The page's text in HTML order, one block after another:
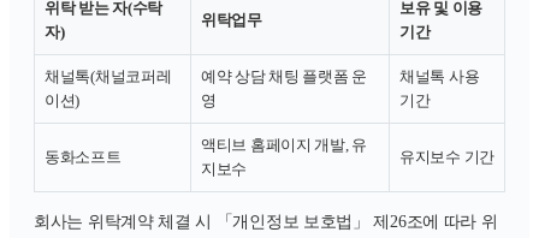
위탁 받는 자(수탁
자)
위탁업무
보유 및 이용
기간
채널톡(채널코퍼레
이션)
예약 상담 채팅 플랫폼 운
영
채널톡 사용
기간
동화소프트
액티브 홈페이지 개발, 유
지보수
유지보수 기간
회사는 위탁계약 체결 시 「개인정보 보호법」 제26조에 따라 위